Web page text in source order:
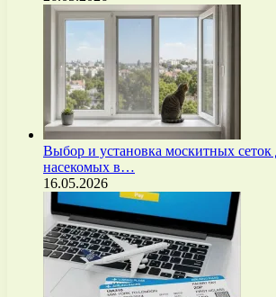
Выбор и установка москитных сеток
насекомых в…
16.05.2026